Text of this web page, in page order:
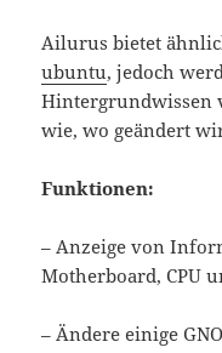
Ailurus bietet
ubuntu, jedoch
Hintergrundwissen
wie, wo geändert
Funktionen:
– Anzeige von
Motherboard, CPU
– Ändere einige